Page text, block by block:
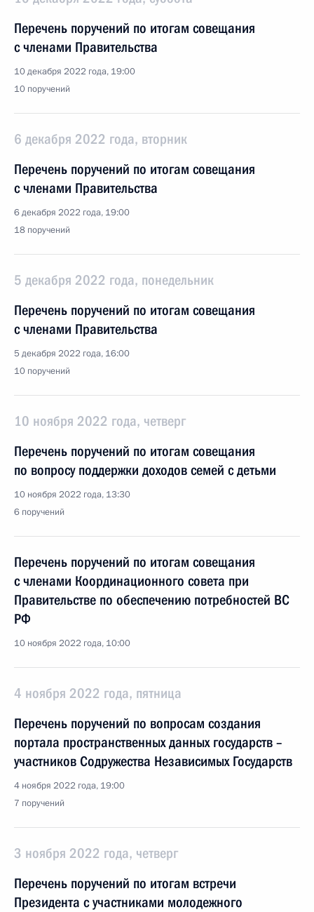
Перечень поручений по итогам совещания
с членами Правительства
10 декабря 2022 года, 19:00
10 поручений
6 декабря 2022 года, вторник
Перечень поручений по итогам совещания
с членами Правительства
6 декабря 2022 года, 19:00
18 поручений
5 декабря 2022 года, понедельник
Перечень поручений по итогам совещания
с членами Правительства
5 декабря 2022 года, 16:00
10 поручений
10 ноября 2022 года, четверг
Перечень поручений по итогам совещания
по вопросу поддержки доходов семей с детьми
10 ноября 2022 года, 13:30
6 поручений
Перечень поручений по итогам совещания
с членами Координационного совета при
Правительстве по обеспечению потребностей ВС
РФ
10 ноября 2022 года, 10:00
4 ноября 2022 года, пятница
Перечень поручений по вопросам создания
портала пространственных данных государств –
участников Содружества Независимых Государств
4 ноября 2022 года, 19:00
7 поручений
3 ноября 2022 года, четверг
Перечень поручений по итогам встречи
Президента с участниками молодежного